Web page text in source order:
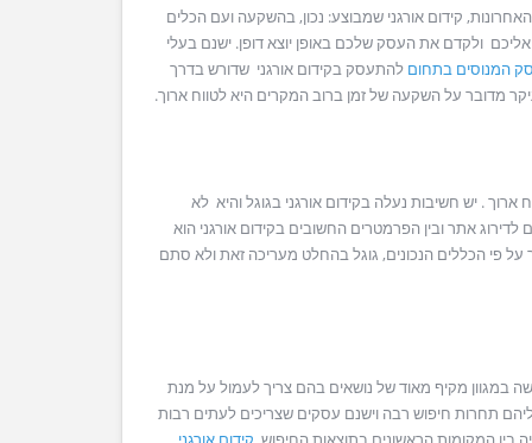
קידום אורגני שמבוצע: נכון, בהשקעה ועם הכלים
ולקדם את העסק שלכם באופן יוצא דופן. ישנם בעלי
המנוסים בתחום להתעסק בקידום אורגני שדורש בדרך
מדובר על השקעה של זמן ברוב המקרים היא לטווח ארוך.
. יש חשיבות נעלה בקידום אורגני בגוגל והיא לא
אתר ובין הפרמטרים החשובים בקידום אורגני הוא
פי הכללים הנכונים, גוגל בהחלט מעריכה זאת ולא סתם
במגוון מקיף מאוד של נושאים בהם צריך לעמול על מנת
תחרות חיפוש רבה וישנם עסקים שצריכים לעתים רבות